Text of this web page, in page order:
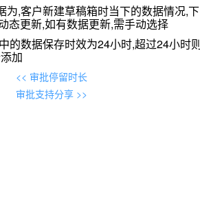
为,客户新建草稿箱时当下的数据情况,下
态更新,如有数据更新,需手动选择
的数据保存时效为24小时,超过24小时
加
<< 审批停留时长
审批支持分享 >>